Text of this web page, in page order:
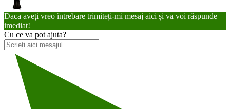
Daca aveți vreo întrebare trimiteți-mi mesaj aici și va voi răspunde
imediat!
Cu ce va pot ajuta?